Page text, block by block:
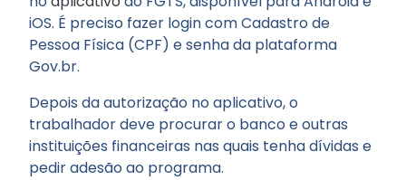
iOS. É preciso fazer login com Cadastro de
Pessoa Física (CPF) e senha da plataforma
Gov.br.
Depois da autorização no aplicativo, o
trabalhador deve procurar o banco e outras
instituições financeiras nas quais tenha dívidas e
pedir adesão ao programa.